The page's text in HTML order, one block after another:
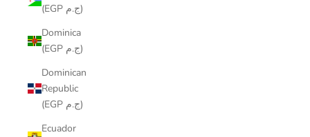
(EGP ج.م)
Dominica
(EGP ج.م)
Dominican
Republic
(EGP ج.م)
Ecuador